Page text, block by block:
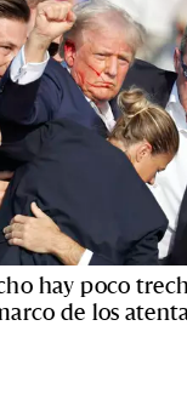
hay poco
de los